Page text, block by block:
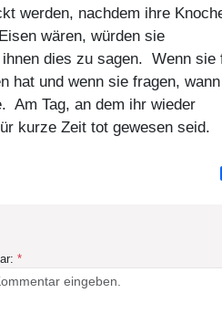
werden, nachdem ihre
wären, würden sie
dies zu sagen. Wenn sie
hat und wenn sie fragen,
Am Tag, an dem ihr wieder
kurze Zeit tot gewesen seid.
*